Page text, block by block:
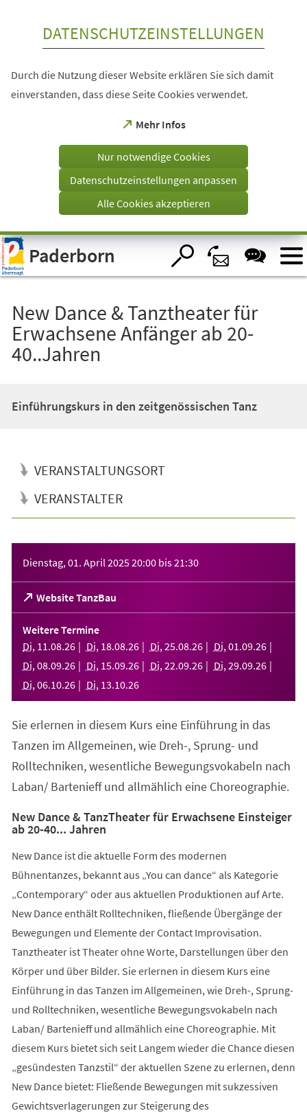
Visuelle
Assistenzsoftware
öffnen.
DATENSCHUTZEINSTELLUNGEN
Durch die Nutzung dieser Website erklären Sie sich damit
einverstanden, dass diese Seite Cookies verwendet.
Mehr Infos
(Öffnet
einem
Tab)
Nur notwendige Cookies
Datenschutzeinstellungen anpassen
Alle Cookies akzeptieren
Paderborn
New Dance & Tanztheater für
Erwachsene Anfänger ab 20-
40..Jahren
Einführungskurs in den zeitgenössischen Tanz
VERANSTALTUNGSORT
VERANSTALTER
Dienstag, 01. April 202520:00 bis21:30
Website TanzBau
(Öffnet
in
einem
neuen
Tab)
Weitere Termine
Di, 11 .08.26 Di, 18.08.26 Di, 25.08.26 Di, 01 .09.26
Di, 08.09.26 Di, 15.09.26 Di, 22.09.26 Di, 29.09.26
Di, 06.10.26 Di, 13.10.26
Sie erlernen in diesem Kurs eine Einführung in das
Tanzen im Allgemeinen, wie Dreh-, Sprung- und
Rolltechniken, wesentliche Bewegungsvokabeln nach
Laban/ Bartenieff und allmählich eine Choreographie.
New Dance & TanzTheater für Erwachsene Einsteiger
ab 20-40... Jahren
New Dance ist die aktuelle Form des modernen
Bühnentanzes, bekannt aus „You can dance“ als Kategorie
„Contemporary“ oder aus aktuellen Produktionen auf Arte.
New Dance enthält Rolltechniken, fließende Übergänge der
Bewegungen und Elemente der Contact Improvisation.
Tanztheater ist Theater ohne Worte, Darstellungen über den
Körper und über Bilder. Sie erlernen in diesem Kurs eine
Einführung in das Tanzen im Allgemeinen, wie Dreh-, Sprung-
und Rolltechniken, wesentliche Bewegungsvokabeln nach
Laban/ Bartenieff und allmählich eine Choreographie. Mit
diesem Kurs bietet sich seit Langem wieder die Chance diesen
„gesündesten Tanzstil“ der aktuellen Szene zu erlernen, denn
New Dance bietet: Fließende Bewegungen mit sukzessiven
Gewichtsverlagerungen zur Steigerung des